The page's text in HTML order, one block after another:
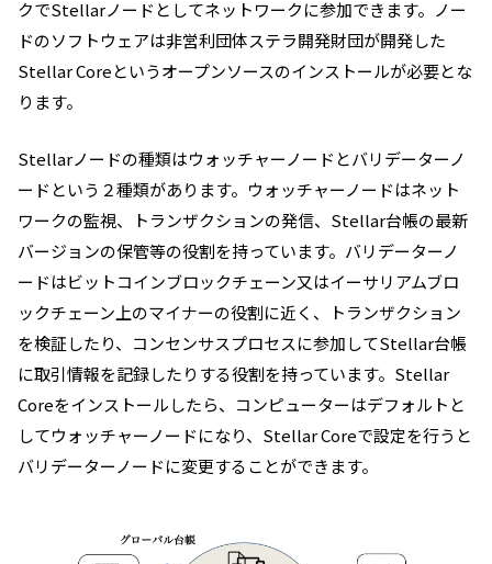
クでStellarノードとしてネットワークに参加できます。ノー
ドのソフトウェアは非営利団体ステラ開発財団が開発した
Stellar Coreというオープンソースのインストールが必要とな
ります。
Stellarノードの種類はウォッチャーノードとバリデーターノ
ードという２種類があります。 ウォッチャーノードはネット
ワークの監視、トランザクションの発信、Stellar台帳の最新
バージョンの保管等の役割を持っています。バリデーターノ
ードはビットコインブロックチェーン又はイーサリアムブロ
ックチェーン上のマイナーの役割に近く、トランザクション
を検証したり、コンセンサスプロセスに参加してStellar台帳
に取引情報を記録したりする役割を持っています。 Stellar
Coreをインストールしたら、コンピューターはデフォルトと
してウォッチャーノードになり、Stellar Coreで設定を行うと
バリデーターノードに変更することができます。